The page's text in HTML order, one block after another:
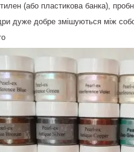
(або пластикова банка),
дуже добре змішуються між